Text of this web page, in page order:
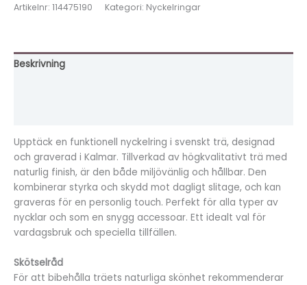
Artikelnr: 114475190 Kategori: Nyckelringar
Beskrivning
Upptäck en funktionell nyckelring i svenskt trä, designad
och graverad i Kalmar. Tillverkad av högkvalitativt trä med
naturlig finish, är den både miljövänlig och hållbar. Den
kombinerar styrka och skydd mot dagligt slitage, och kan
graveras för en personlig touch. Perfekt för alla typer av
nycklar och som en snygg accessoar. Ett idealt val för
vardagsbruk och speciella tillfällen.
Skötselråd
För att bibehålla träets naturliga skönhet rekommenderar